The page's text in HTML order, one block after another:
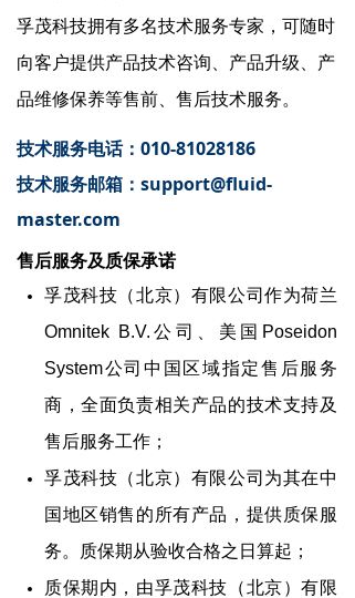
孚茂科技（北京）有限公司作为荷兰
Omnitek B.V.公司、美国Poseidon
System公司 中国区域指定售后服务
商，全面负责相关产品的技术支持及
售后服务工作；
孚茂科技（北京）有限公司为其在中
国地区销售的所有产品，提供质保服
务。质保期从验收合格之日算起；
质保期内，由孚茂科技（北京）有限
孚茂科技拥有多名技术服务专家，可随时
向客户提供产品技术咨询、产品升级、产
品维修保养等售前、售后技术服务。
技术服务电话：010-81028186
技术服务邮箱：support@fluid-
master.com
售后服务及质保承诺